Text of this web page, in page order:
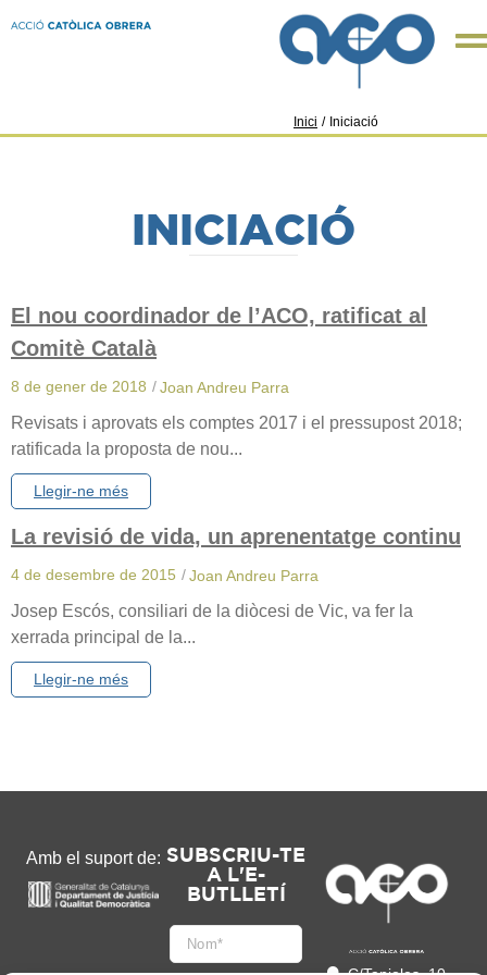
Inici / Iniciació
INICIACIÓ
El nou coordinador de l’ACO, ratificat al
Comitè Català
8 de gener de 2018 /Joan Andreu Parra
Revisats i aprovats els comptes 2017 i el pressupost 2018;
ratificada la proposta de nou...
Llegir-ne més
La revisió de vida, un aprenentatge continu
4 de desembre de 2015 /Joan Andreu Parra
Josep Escós, consiliari de la diòcesi de Vic, va fer la
xerrada principal de la...
Llegir-ne més
Amb el suport de: SUBSCRIU-TE
A L'E-
BUTLLETÍ